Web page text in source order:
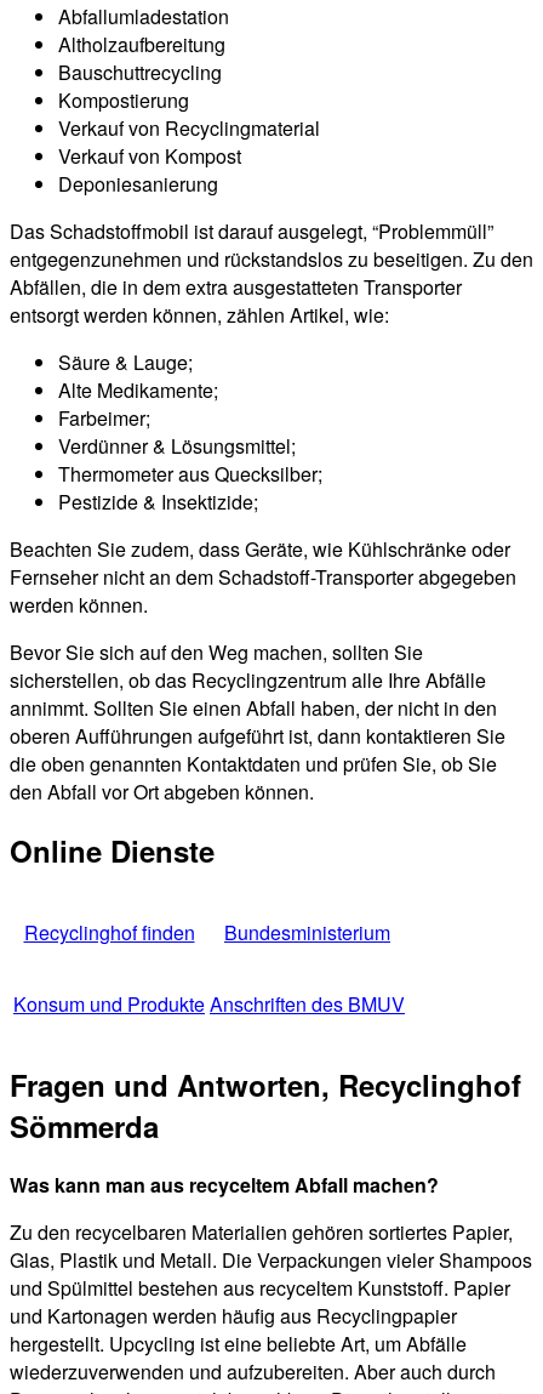
Abfallumladestation
Altholzaufbereitung
Bauschuttrecycling
Kompostierung
Verkauf von Recyclingmaterial
Verkauf von Kompost
Deponiesanierung
Das Schadstoffmobil ist darauf ausgelegt, “Problemmüll”
entgegenzunehmen und rückstandslos zu beseitigen. Zu den
Abfällen, die in dem extra ausgestatteten Transporter
entsorgt werden können, zählen Artikel, wie:
Säure & Lauge;
Alte Medikamente;
Farbeimer;
Verdünner & Lösungsmittel;
Thermometer aus Quecksilber;
Pestizide & Insektizide;
Beachten Sie zudem, dass Geräte, wie Kühlschränke oder
Fernseher nicht an dem Schadstoff-Transporter abgegeben
werden können.
Bevor Sie sich auf den Weg machen, sollten Sie
sicherstellen, ob das Recyclingzentrum alle Ihre Abfälle
annimmt. Sollten Sie einen Abfall haben, der nicht in den
oberen Aufführungen aufgeführt ist, dann kontaktieren Sie
die oben genannten Kontaktdaten und prüfen Sie, ob Sie
den Abfall vor Ort abgeben können.
Online Dienste
Recyclinghof finden Bundesministerium
Konsum und ProdukteAnschriften des BMUV
Fragen und Antworten, Recyclinghof
Sömmerda
Was kann man aus recyceltem Abfall machen?
Zu den recycelbaren Materialien gehören sortiertes Papier,
Glas, Plastik und Metall. Die Verpackungen vieler Shampoos
und Spülmittel bestehen aus recyceltem Kunststoff. Papier
und Kartonagen werden häufig aus Recyclingpapier
hergestellt. Upcycling ist eine beliebte Art, um Abfälle
wiederzuverwenden und aufzubereiten. Aber auch durch